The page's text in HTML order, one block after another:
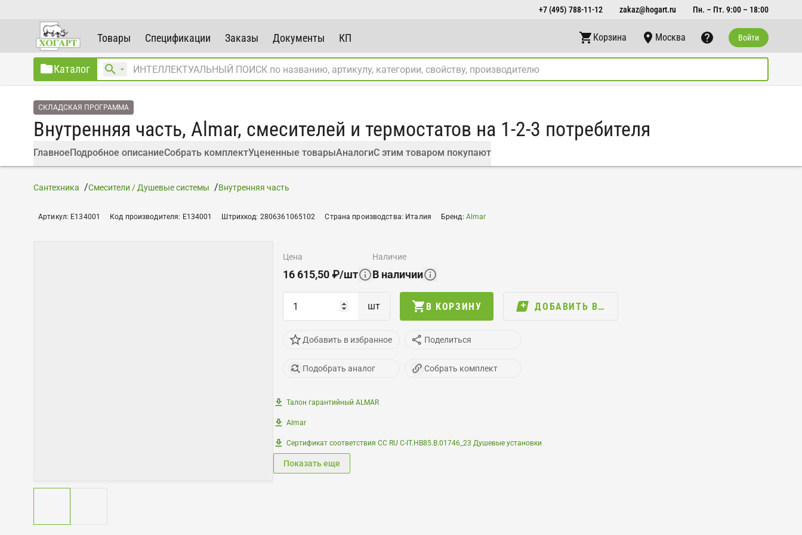
+7 (495) 788-11-12 zakaz@hogart.ru Пн. – Пт. 9:00 – 18:00
Товары Спецификации Заказы Документы КП Корзина Москва Войти
Каталог
СКЛАДСКАЯ ПРОГРАММА
Внутренняя часть, Almar, смесителей и термостатов на 1-2-3 потребителя
ГлавноеПодробное описаниеСобрать комплектУцененные товарыАналогиС этим товаром покупают
Сантехника Смесители / Душевые системы Внутренняя часть
Артикул: E134001 Код производителя: E134001 Штрихкод: 2806361065102 Страна производства: Италия Бренд: Almar
цена
16 615,50 ₽/шт
наличие
В наличии
шт В КОРЗИНУ ДОБАВИТЬ В…
Добавить в избранное Поделиться
Подобрать аналог Собрать комплект
Талон гарантийный ALMAR
Almar
Сертификат соответствия СС RU С-IT.НB85.B.01746_23 Душевые установки
Показать еще